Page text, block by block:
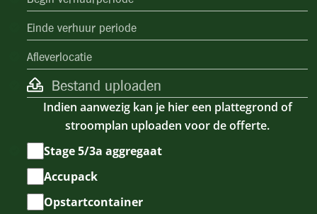
Bestand uploaden
Indien aanwezig kan je hier een plattegrond of
stroomplan uploaden voor de offerte.
Kies
product
(meerdere
opties
Stage 5/3a aggregaat
Accupack
Opstartcontainer